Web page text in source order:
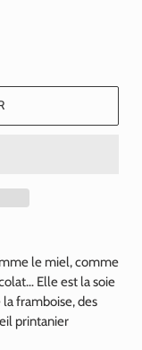
le miel, comme
Elle est la soie
framboise, des
printanier